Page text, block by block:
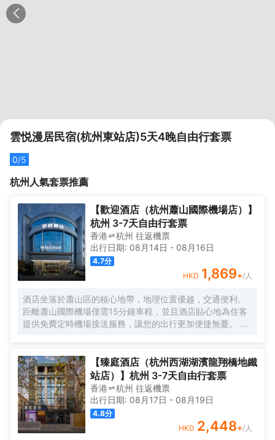
雲悦漫居民宿(杭州東站店)5天4晚自由行套票
0/5
杭州 人氣套票推薦
【歡迎酒店（杭州蕭山國際機場店）】
杭州 3-7天自由行套票
香港 杭州 往返機票
出行日期: 08月14日 - 08月16日
4.7分
HKD 1,869+/人
酒店坐落於蕭山區的核心地帶，地理位置優越，交通便利。
距離蕭山國際機場僅需15分鐘車程，並且酒店貼心地為住客
提供免費定時機場接送服務，讓您的出行更加便捷無憂。 酒
錯落結合，打造出沉浸式的高質感空間體驗，讓您彷彿置身
於自然與藝術交融的氛圍之中。此外，酒店還配備了智能機
器人服務，為您的入住增添一份科技感與趣味性。 客房設施
- 100間簡約風格客房，精心設計了大床和雙床兩種房型，滿
足不同住客的需求。 - 每間客房均配備獨立空調，可根據您
的個人喜好調節室內温度；高速WiFi覆蓋，讓您隨時隨地暢
享網絡世界；不同房型分別配備投影儀、65寸或55寸液晶電
【臻庭酒店（杭州西湖湖濱龍翔橋地鐵
站店）】杭州 3-7天自由行套票
香港 杭州 往返機票
出行日期: 08月17日 - 08月19日
4.8分
HKD 2,448+/人